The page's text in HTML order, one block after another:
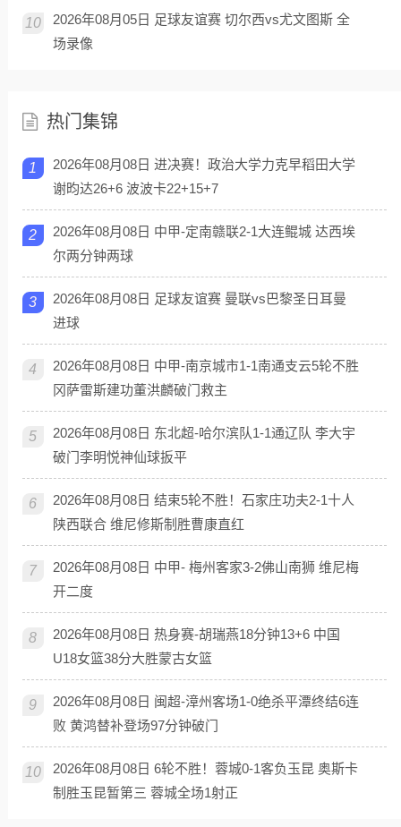
10
2026年08月05日 足球友谊赛 切尔西vs尤文图斯 全
场录像
热门集锦
1
2026年08月08日 进决赛！政治大学力克早稻田大学
谢昀达26+6 波波卡22+15+7
2
2026年08月08日 中甲-定南赣联2-1大连鲲城 达西埃
尔两分钟两球
3
2026年08月08日 足球友谊赛 曼联vs巴黎圣日耳曼
进球
4
2026年08月08日 中甲-南京城市1-1南通支云5轮不胜
冈萨雷斯建功董洪麟破门救主
5
2026年08月08日 东北超-哈尔滨队1-1通辽队 李大宇
破门李明悦神仙球扳平
6
2026年08月08日 结束5轮不胜！石家庄功夫2-1十人
陕西联合 维尼修斯制胜曹康直红
7
2026年08月08日 中甲- 梅州客家3-2佛山南狮 维尼梅
开二度
8
2026年08月08日 热身赛-胡瑞燕18分钟13+6 中国
U18女篮38分大胜蒙古女篮
9
2026年08月08日 闽超-漳州客场1-0绝杀平潭终结6连
败 黄鸿替补登场97分钟破门
10
2026年08月08日 6轮不胜！蓉城0-1客负玉昆 奥斯卡
制胜玉昆暂第三 蓉城全场1射正